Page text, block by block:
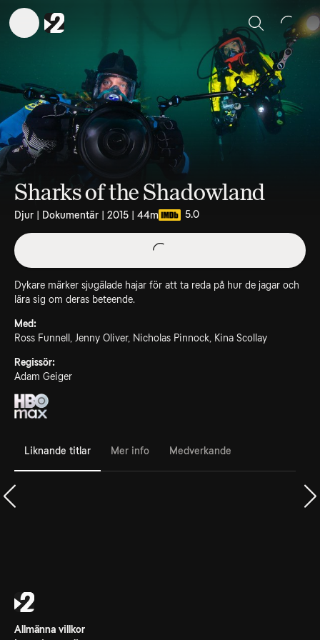
Sök
Sharks of the Shadowland
Djur | Dokumentär | 2015 | 44m 5.0
Dykare märker sjugälade hajar för att ta reda på hur de jagar och
lära sig om deras beteende.
Med:
Ross Funnell, Jenny Oliver, Nicholas Pinnock, Kina Scollay
Regissör:
Adam Geiger
Liknande titlar Mer info Medverkande
Allmänna villkor